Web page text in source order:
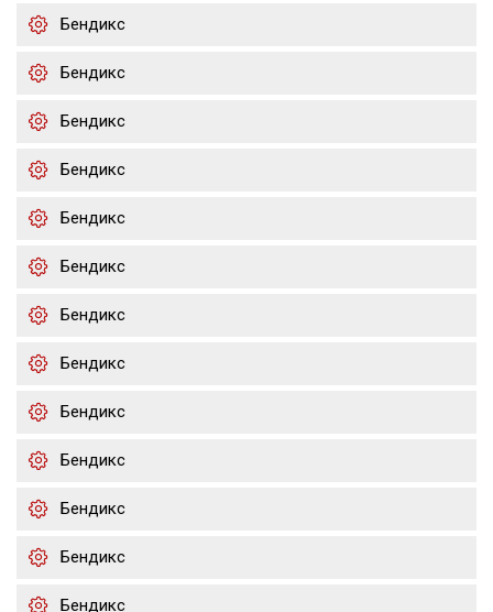
Бендикс
Бендикс
Бендикс
Бендикс
Бендикс
Бендикс
Бендикс
Бендикс
Бендикс
Бендикс
Бендикс
Бендикс
Бендикс